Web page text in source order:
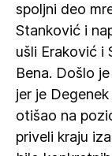
spoljni deo
Stanković i
ušli Eraković i
Bena. Došlo
jer je
otišao na
priveli kraju